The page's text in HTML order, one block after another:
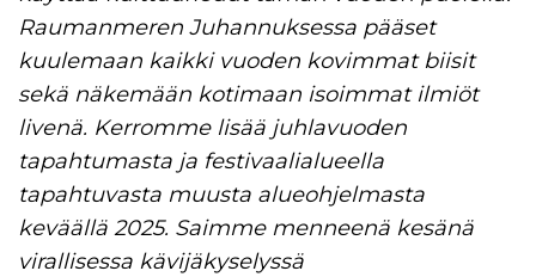
Raumanmeren Juhannuksessa pääset
kuulemaan kaikki vuoden kovimmat biisit
sekä näkemään kotimaan isoimmat ilmiöt
livenä. Kerromme lisää juhlavuoden
tapahtumasta ja festivaalialueella
tapahtuvasta muusta alueohjelmasta
keväällä 2025. Saimme menneenä kesänä
virallisessa kävijäkyselyssä